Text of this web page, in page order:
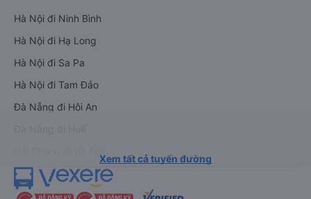
Hà Nội đi Ninh Bình
Hà Nội đi Hạ Long
Hà Nội đi Sa Pa
Hà Nội đi Tam Đảo
Đà Nẵng đi Hội An
Xem tất cả tuyến đường